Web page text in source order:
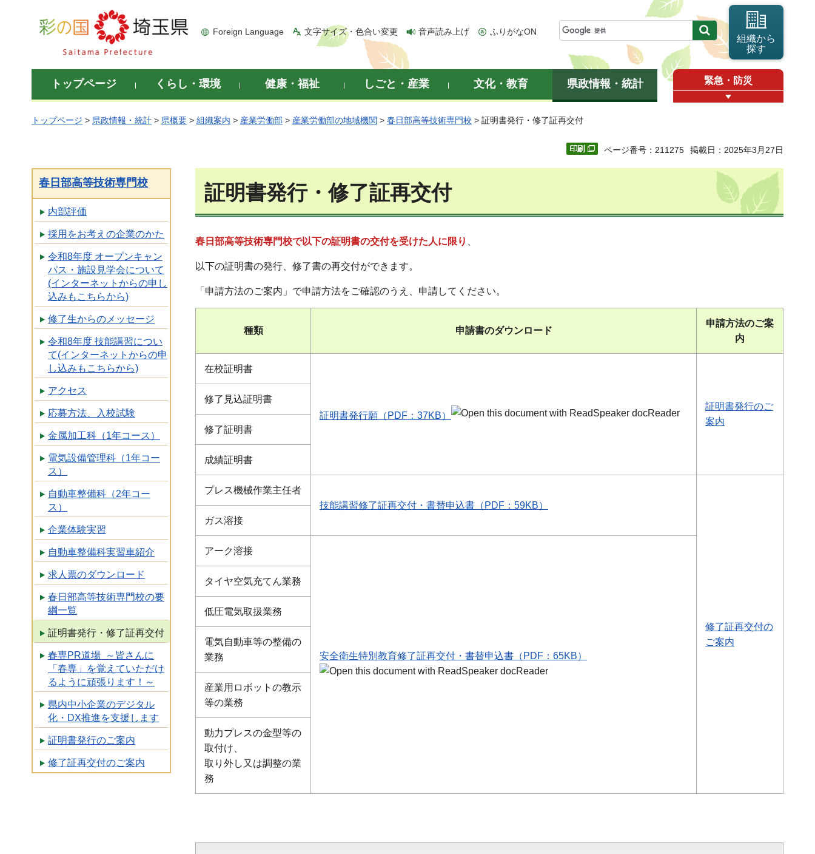
彩の国 埼玉県
Foreign Language 文字サイズ・色合い変更 音声読み上げ ふりがなON
組織から
探す
トップページ くらし・環境 健康・福祉 しごと・産業 文化・教育 県政情報・統計 緊急・防災
トップページ > 県政情報・統計 > 県概要 > 組織案内 > 産業労働部 > 産業労働部の地域機関 > 春日部高等技術専門校 > 証明書発行・修了証再交付
ページ番号：211275 掲載日：2025年3月27日
春日部高等技術専門校
内部評価
採用をお考えの企業のかた
令和8年度 オープンキャン
パス・施設見学会について
(インターネットからの申し
込みもこちらから)
修了生からのメッセージ
令和8年度 技能講習につい
て(インターネットからの申
し込みもこちらから)
アクセス
応募方法、入校試験
金属加工科（1年コース）
電気設備管理科（1年コー
ス）
自動車整備科（2年コー
ス）
企業体験実習
自動車整備科実習車紹介
求人票のダウンロード
春日部高等技術専門校の要
綱一覧
証明書発行・修了証再交付
春専PR道場 ～皆さんに
「春専」を覚えていただけ
るように頑張ります！～
県内中小企業のデジタル
化・DX推進を支援します
証明書発行のご案内
修了証再交付のご案内
証明書発行・修了証再交付
春日部高等技術専門校で以下の証明書の交付を受けた人に限り
以下の証明書の発行、修了書の再交付ができます。
「申請方法のご案内」で申請方法をご確認のうえ、申請してください。
種類 申請書のダウンロード
申請方法のご案
内
在校証明書
証明書発行願（PDF：37KB）
証明書発行のご
案内
修了見込証明書
修了証明書
成績証明書
プレス機械作業主任者
技能講習修了証再交付・書替申込書（PDF：59KB）
修了証再交付の
ご案内
ガス溶接
アーク溶接
安全衛生特別教育修了証再交付・書替申込書（PDF：65KB）
タイヤ空気充てん業務
低圧電気取扱業務
電気自動車等の整備の
業務
産業用ロボットの教示
等の業務
動力プレスの金型等の
取付け、
取り外し又は調整の業
務